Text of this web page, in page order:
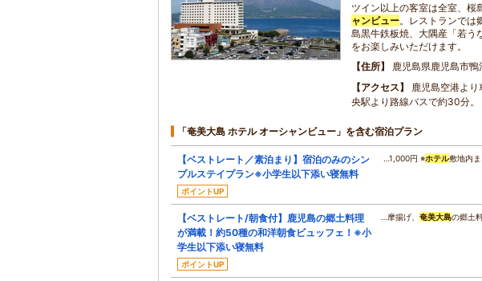
ツイン以上の客室は全室、桜
ャンビュー。レストランでは
島黒牛鉄板焼、大隅産「若う
をお楽しみいただけます。
住所
鹿児島県鹿児島市鴨
アクセス
鹿児島空港よ
央駅より路線バスで約30分。
「奄美大島 ホテル オーシャンビュー」を含む宿泊プラン
【ベストレート／素泊まり】宿泊のみのシン
プルステイプラン※小学生以下添い寝無料
ポイントUP
…1,000円 ※ホテル敷地内ま…
【ベストレート/朝食付】鹿児島の郷土料理
が満載！約50種の和洋朝食ビュッフェ！※小
学生以下添い寝無料
ポイントUP
…摩揚げ、 奄美大島の郷土